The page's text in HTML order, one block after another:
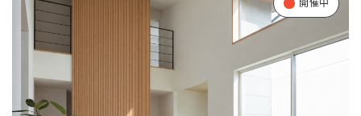
開催中